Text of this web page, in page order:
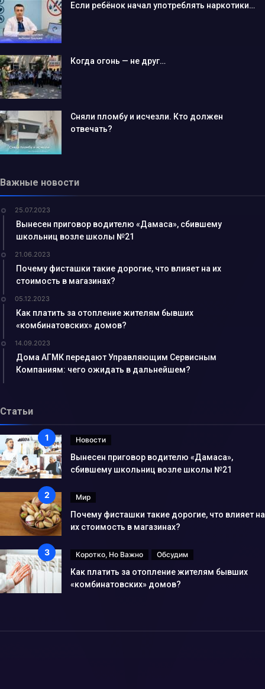
Если ребёнок начал употреблять наркотики…
Когда огонь — не друг…
Сняли пломбу и исчезли. Кто должен
отвечать?
Важные новости
25.07.2023
Вынесен приговор водителю «Дамаса», сбившему
школьниц возле школы №21
21.06.2023
Почему фисташки такие дорогие, что влияет на их
стоимость в магазинах?
05.12.2023
Как платить за отопление жителям бывших
«комбинатовских» домов?
14.09.2023
Дома АГМК передают Управляющим Сервисным
Компаниям: чего ожидать в дальнейшем?
Статьи
Новости
Вынесен приговор водителю «Дамаса»,
сбившему школьниц возле школы №21
Мир
Почему фисташки такие дорогие, что влияет на
их стоимость в магазинах?
Коротко, Но Важно Обсудим
Как платить за отопление жителям бывших
«комбинатовских» домов?